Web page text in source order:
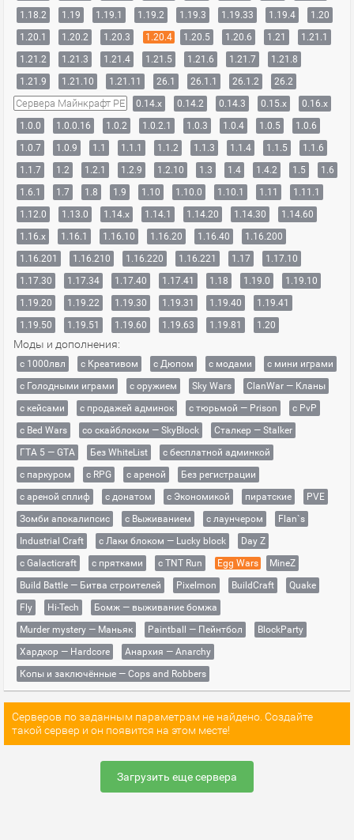
1.18.2
1.19 1.19.1 1.19.2 1.19.3 1.19.33 1.19.4
1.20
1.20.1
1.20.2 1.20.3 1.20.4 1.20.5 1.20.6 1.21
1.21.1
1.21.2
1.21.3 1.21.4 1.21.5 1.21.6 1.21.7
1.21.8
1.21.9
1.21.10 1.21.11 26.1 26.1.1 26.1.2 26.2
Сервера Майнкрафт PE 0.14.x 0.14.2 0.14.3 0.15.x
0.16.x
1.0.0
1.0.0.16 1.0.2 1.0.2.1 1.0.3 1.0.4 1.0.5
1.0.6
1.0.7
1.0.9 1.1 1.1.1 1.1.2 1.1.3 1.1.4 1.1.5
1.1.6
1.1.7
1.2 1.2.1 1.2.9 1.2.10 1.3 1.4 1.4.2 1.5
1.6
1.6.1
1.7 1.8 1.9 1.10 1.10.0 1.10.1 1.11
1.11.1
1.12.0
1.13.0 1.14.x 1.14.1 1.14.20 1.14.30
1.14.60
1.16.x
1.16.1 1.16.10 1.16.20 1.16.40
1.16.200
1.16.201
1.16.210 1.16.220 1.16.221 1.17
1.17.10
1.17.30
1.17.34 1.17.40 1.17.41 1.18 1.19.0
1.19.10
1.19.20
1.19.22 1.19.30 1.19.31 1.19.40
1.19.41
1.19.50
1.19.51 1.19.60 1.19.63 1.19.81 1.20
Моды и дополнения:
с 1000лвл c Креативом с Дюпом с модами
с мини играми
с Голодными играми
с оружием Sky Wars
ClanWar — Кланы
с кейсами
с продажей админок с тюрьмой — Prison
с PvP
с Bed Wars
со скайблоком — SkyBlock
Сталкер — Stalker
ГТА 5 — GTA
Без WhiteList
с бесплатной админкой
с паркуром
с RPG с ареной
Без регистрации
с ареной сплиф
с донатом с Экономикой пиратские
PVE
Зомби апокалипсис
с Выживанием с лаунчером
Flan`s
Industrial Craft
с Лаки блоком — Lucky block
Day Z
с Galacticraft
с прятками с TNT Run Egg Wars
MineZ
Build Battle — Битва строителей
Pixelmon BuildCraft
Quake
Fly
Hi-Tech
Бомж — выживание бомжа
Murder mystery — Маньяк
Paintball — Пейнтбол
BlockParty
Хардкор — Hardcore
Анархия — Anarchy
Копы и заключённые — Cops and Robbers
Серверов по заданным параметрам не найдено. Создайте
такой сервер и он появится на этом месте!
Загрузить еще сервера